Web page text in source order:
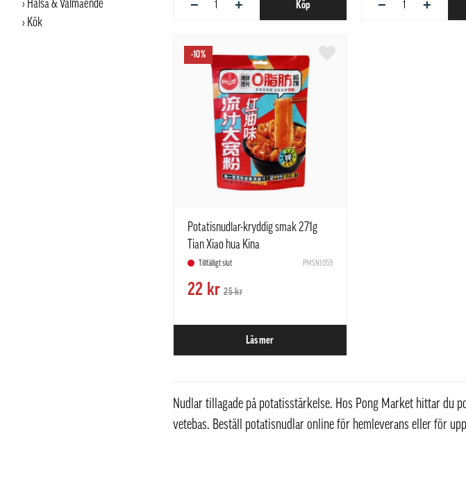
Hälsa & Välmående
Kök
− + Köp − +
-10%
Potatisnudlar-kryddig smak 271g
Tian Xiao hua Kina
Tillfälligt slut PMSN1059
22 kr 25 kr
Läs mer
Nudlar tillagade på potatisstärkelse. Hos Pong Market hittar du
vetebas. Beställ potatisnudlar online för hemleverans eller för